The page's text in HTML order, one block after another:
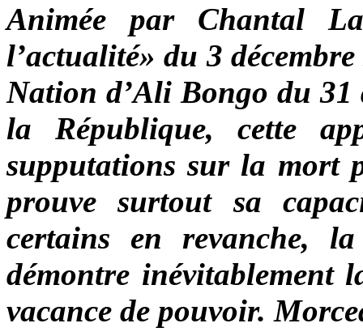
Animée par Chantal
l’actualité» du 3
Nation d’Ali Bongo du 31
la République, cette
supputations sur la mort
prouve surtout sa
certains en revanche,
démontre inévitablement
vacance de pouvoir.